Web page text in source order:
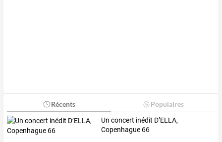
Récents Populaires
Un concert inédit D’ELLA,
Copenhague 66